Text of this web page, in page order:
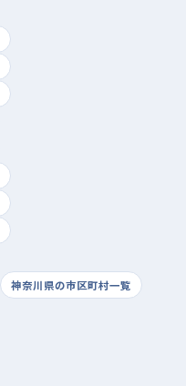
神奈川県の市区町村一覧